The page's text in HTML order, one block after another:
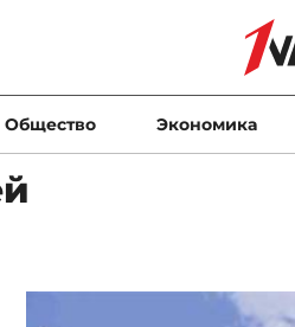
Общество Экономика